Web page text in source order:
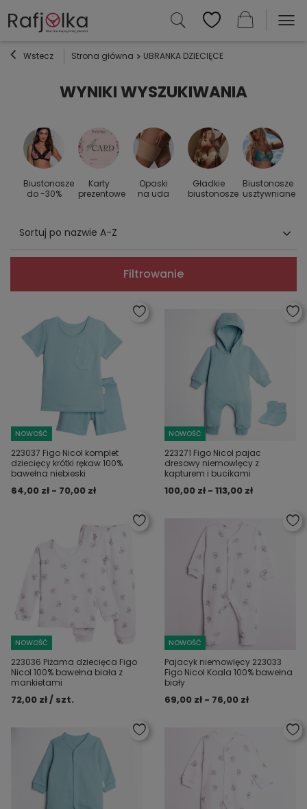
Wstecz Strona główna UBRANKA DZIECIĘCE
WYNIKI WYSZUKIWANIA
Biustonosze
do -30%
Karty
prezentowe
Opaski
na uda
Gładkie
biustonosze
Biustonosze
usztywniane
Sortuj po nazwie A-Z
Filtrowanie
NOWOŚĆ
223037 Figo Nicol komplet
dziecięcy krótki rękaw 100%
bawełna niebieski
64,00 zł - 70,00 zł
NOWOŚĆ
223271 Figo Nicol pajac
dresowy niemowlęcy z
kapturem i bucikami
100,00 zł - 113,00 zł
NOWOŚĆ
223036 Piżama dziecięca Figo
Nicol 100% bawełna biała z
mankietami
72,00 zł / szt.
NOWOŚĆ
Pajacyk niemowlęcy 223033
Figo Nicol Koala 100% bawełna
biały
69,00 zł - 76,00 zł